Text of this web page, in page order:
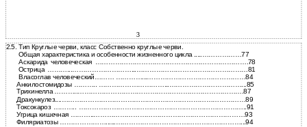
3
2.5. Тип Круглые черви, класс Собственно круглые черви.
Общая характеристика и особенности жизненного цикла .....………………77
Аскарида человеческая …………………………………………………………….78
Острица ………...………………………...……………………………………………81
Власоглав человеческий……… …………...………………………………………84
Анкилостомидозы ……….. …………………………...……………………………...85
Трихинелла ………..………………………………………………………………….87
Дракункулез....…………………………………………………………………………89
Токсокароз ……….. …………………………………………………………………..91
Угрица кишечная ………..……………………………………………………………93
Филяриатозы …………………......…………………………………………………...94